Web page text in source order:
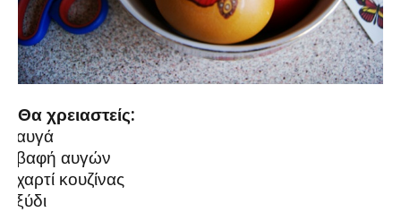
Θα χρειαστείς:
αυγά
βαφή αυγών
χαρτί κουζίνας
ξύδι